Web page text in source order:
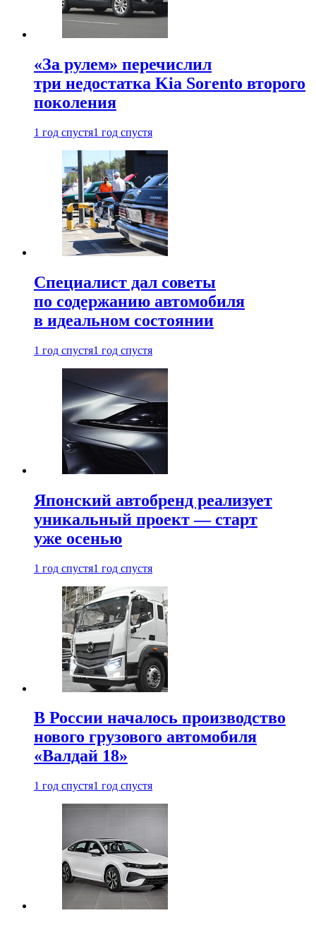
«За рулем» перечислил
три недостатка Kia Sorento второго
поколения
1 год спустя1 год спустя
Специалист дал советы
по содержанию автомобиля
в идеальном состоянии
1 год спустя1 год спустя
Японский автобренд реализует
уникальный проект — старт
уже осенью
1 год спустя1 год спустя
В России началось производство
нового грузового автомобиля
«Валдай 18»
1 год спустя1 год спустя